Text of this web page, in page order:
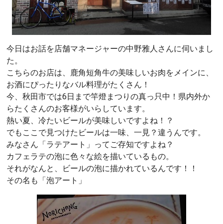
今日はお話を店舗マネージャーの中野雅人さんに伺いまし
た。
こちらのお店は、鹿角短角牛の美味しいお肉をメインに、
お酒にぴったりなバル料理がたくさん！
今、秋田市では6日まで竿燈まつりの真っ只中！県内外か
らたくさんのお客様がいらしています。
熱い夏、冷たいビールが美味しいですよね！？
でもここで見つけたビールは一味、一見？違うんです。
みなさん「ラテアート」ってご存知ですよね？
カフェラテの泡に色々な絵を描いているもの。
それがなんと、ビールの泡に描かれているんです！！
その名も「泡アート」